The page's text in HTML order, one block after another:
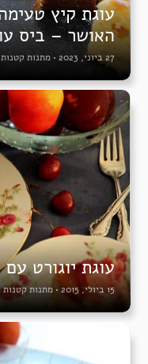
עוגת קיץ
האושר – ביס
27 ביוני, 2023 • מתנות קטנות
עוגת יוגורט עם
15 ביולי, 2015 • מתנות קטנות